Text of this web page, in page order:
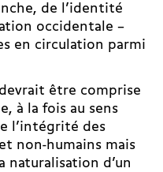
de l’identité
occidentale –
en circulation parmi
être comprise
à la fois au sens
l’intégrité des
non-humains mais
naturalisation d’un